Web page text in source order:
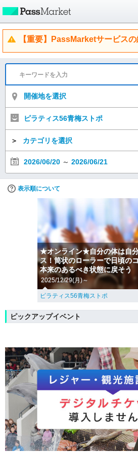
【重要】PassMarketサービス
開催地を選択
ピラティス56青梅ストポ
＞ カテゴリを選択
2026/06/20 ～ 2026/06/21
表示順について
★オンライン★自分の体は自
ス！筒状のローラーで日頃の
本来のあるべき状態に戻そう
2025/12/29(月)～
ピラティス56青梅ストポ
ピックアップイベント